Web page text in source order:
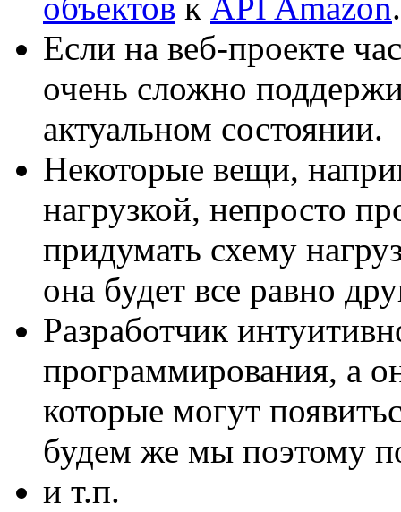
объектов к API Amazon.
Если на веб-проекте
очень сложно
актуальном состоянии.
Некоторые вещи,
нагрузкой, непросто
придумать схему
она будет все равно
Разработчик
программирования, а
которые могут
будем же мы поэтому
и т.п.